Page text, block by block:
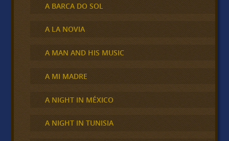
A BARCA DO SOL
A LA NOVIA
A MAN AND HIS MUSIC
A MI MADRE
A NIGHT IN MÉXICO
A NIGHT IN TUNISIA